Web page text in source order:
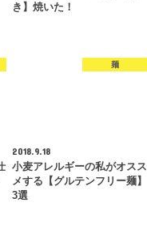
き】焼いた！
麺
2018.9.18
小麦アレルギーの私がオスス
メする【グルテンフリー麺】
3選